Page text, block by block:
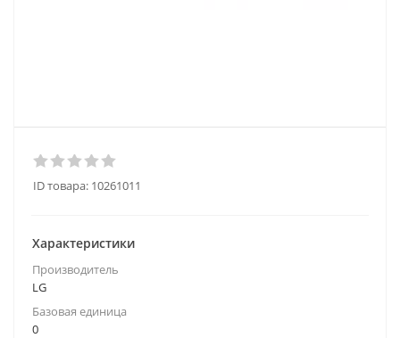
ID товара: 10261011
Характеристики
Производитель
LG
Базовая единица
0